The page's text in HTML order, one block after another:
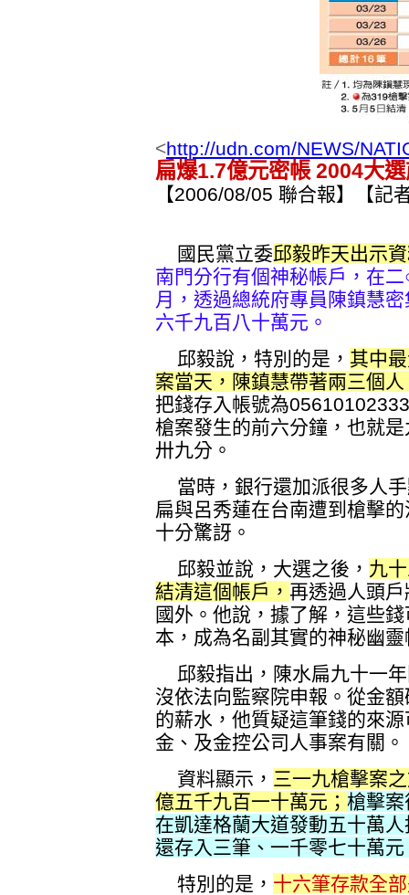
<http://udn.com/NEWS/
扁爆1.7億元密帳 2004大
【2006/08/05 聯合報】【記
國民黨立委邱毅昨天出示
南門分行有個神秘帳戶，在
月，透過總統府專員陳鎮慧
六千九百八十萬元。
邱毅說，特別的是， 其中
案當天，陳鎮慧帶著兩三個
把錢存入帳號為
槍案發生的前六分鐘，也就
卅九分。
當時，銀行還加派很多人
扁與呂秀蓮在台南遭到槍擊
十分驚訝。
邱毅並說，大選之後， 九
結清這個帳戶， 再透過人頭
國外。他說，據了解，這些
本，成為名副其實的神秘幽
邱毅指出，陳水扁九十一
沒依法向監察院申報。從金
的薪水，他質疑這筆錢的來
金、及金控公司人事案有關。
資料顯示， 三一九槍擊案
億五千九百一十萬元； 槍擊
在凱達格蘭大道發動五十萬
還存入三筆、一千零七十萬元
特別的是， 十六筆存款全